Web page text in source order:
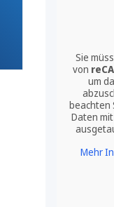
Sie
von
um
beachten
Daten
Mehr